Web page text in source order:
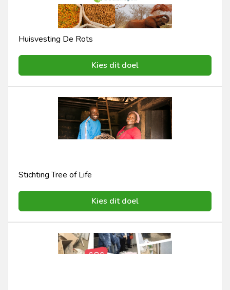
Huisvesting De Rots
Kies dit doel
Stichting Tree of Life
Kies dit doel